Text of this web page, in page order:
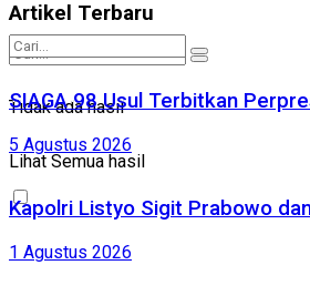
Tidak ada hasil
Lihat Semua hasil
Tidak ada hasil
Lihat Semua hasil
Artikel Terbaru
SIAGA 98 Usul Terbitkan
5 Agustus 2026
Kapolri Listyo Sigit Prabowo
1 Agustus 2026